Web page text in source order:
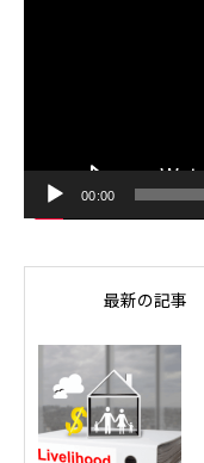
00:00
最新の記事